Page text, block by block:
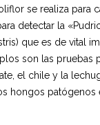
se realiza para
detectar la
que es de vital
son las pruebas
el chile y la
hongos patógenos